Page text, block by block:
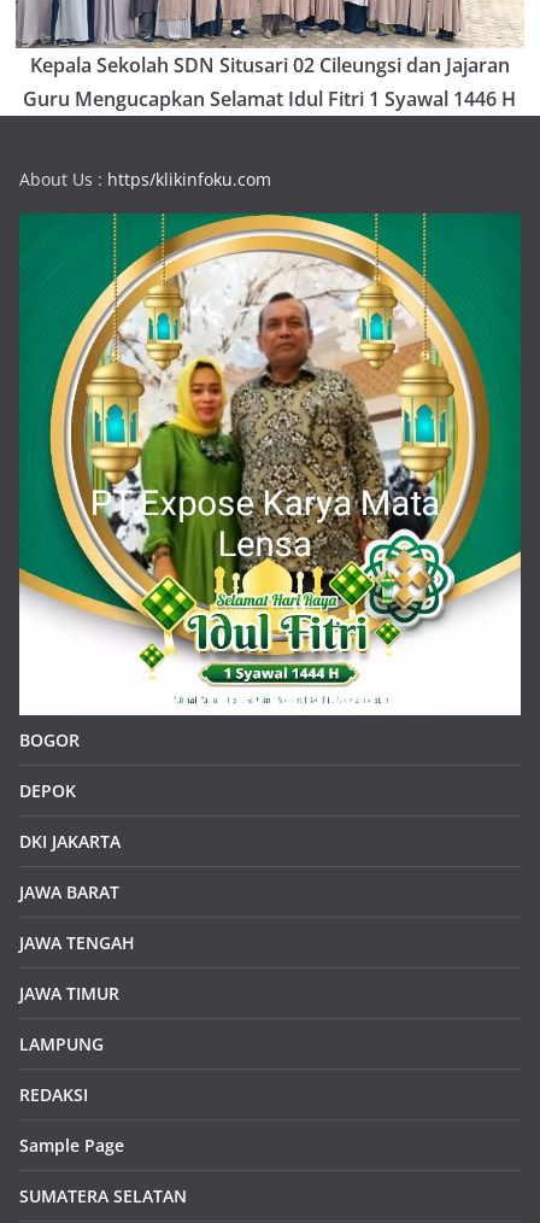
Kepala Sekolah SDN Situsari 02 Cileungsi dan Jajaran
Guru Mengucapkan Selamat Idul Fitri 1 Syawal 1446 H
About Us : https/klikinfoku.com
BOGOR
DEPOK
DKI JAKARTA
JAWA BARAT
JAWA TENGAH
JAWA TIMUR
LAMPUNG
REDAKSI
Sample Page
SUMATERA SELATAN